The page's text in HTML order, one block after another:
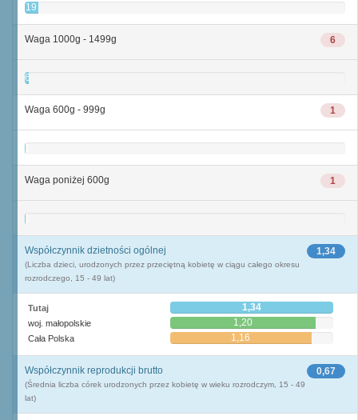
19
6
Waga 1000g - 1499g
6
1
Waga 600g - 999g
1
1
Waga poniżej 600g
1
1,34
Współczynnik dzietności ogólnej
(Liczba dzieci, urodzonych przez przeciętną kobietę w ciągu całego okresu
rozrodczego, 15 - 49 lat)
Tutaj 1,34
woj. małopolskie 1,20
Cała Polska 1,16
0,67
Współczynnik reprodukcji brutto
(Średnia liczba córek urodzonych przez kobietę w wieku rozrodczym, 15 - 49
lat)